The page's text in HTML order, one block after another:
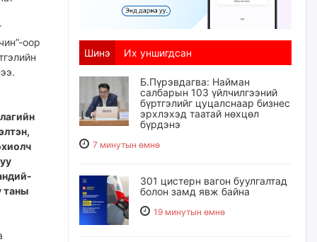
оор
таны
Шинэ Их уншигдсан
Б.Пүрэвдагва: Найман
салбарын 103 үйлчилгээний
бүртгэлийг цуцалснаар бизнес
эрхлэхэд таатай нөхцөл
бүрдэнэ
7 минутын өмнө
301 цистерн вагон буулгалтад
болон замд явж байна
19 минутын өмнө